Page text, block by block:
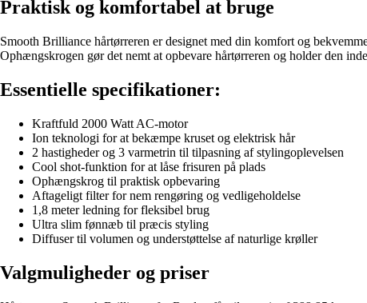
Praktisk og komfortabel at bruge
Smooth Brilliance hårtørreren er designet med din komfort og
Ophængskrogen gør det nemt at opbevare hårtørreren og holder den
Essentielle specifikationer:
Kraftfuld 2000 Watt AC-motor
Ion teknologi for at bekæmpe kruset og elektrisk hår
2 hastigheder og 3 varmetrin til tilpasning af stylingoplevelsen
Cool shot-funktion for at låse frisuren på plads
Ophængskrog til praktisk opbevaring
Aftageligt filter for nem rengøring og vedligeholdelse
1,8 meter ledning for fleksibel brug
Ultra slim fønnæb til præcis styling
Diffuser til volumen og understøttelse af naturlige krøller
Valgmuligheder og priser